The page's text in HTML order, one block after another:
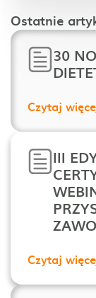
Ostatnie
30
Czytaj
III
Czytaj